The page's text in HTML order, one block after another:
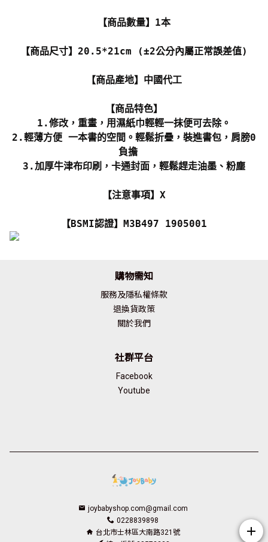
【商品數量】1本
【商品尺寸】20.5*21cm (±2公分內屬正常誤差值)
【商品產地】中國代工
【商品特色】
1.修改，重畫，用濕紙巾輕輕一抹便可去除。
2.輕薄方便 一本書的空間。輕鬆折疊，裝進書包，肩膀0
負擔
3.加厚牛津布印刷，卡通封面，輕鬆趕走油墨、粉塵
【注意事項】X
【BSMI認證】M3B497 1905001
購物需知
服務及隱私權條款
退換貨政策
關於我們
社群平台
Facebook
Youtube
joybabyshop.com@gmail.com
0228839898
台北市士林區大南路321號
add